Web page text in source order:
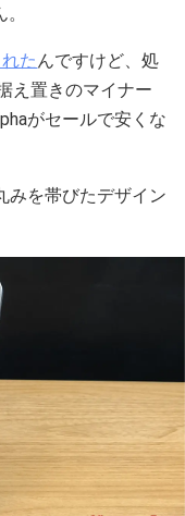
たんですけど、処
え置きのマイナー
がセールで安くな
みを帯びたデザイン